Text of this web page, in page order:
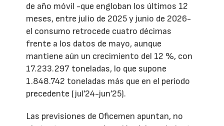
de año móvil -que engloban los últimos 12
meses, entre julio de 2025 y junio de 2026-
el consumo retrocede cuatro décimas
frente a los datos de mayo, aunque
mantiene aún un crecimiento del 12 %, con
17.233.297 toneladas, lo que supone
1.848.742 toneladas más que en el período
precedente (jul’24-jun’25).
Las previsiones de Oficemen apuntan, no